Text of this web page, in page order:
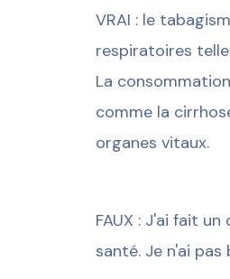
VRAI : le
respiratoires
La
comme la
organes vitaux.
FAUX : J'ai fait
santé. Je n'ai